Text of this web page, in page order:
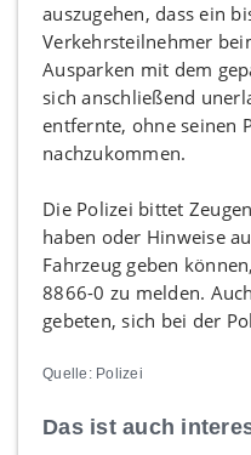
auszugehen, dass ein
Verkehrsteilnehmer
Ausparken mit dem
sich anschließend
entfernte, ohne seinen
nachzukommen.
Die Polizei bittet
haben oder Hinweise
Fahrzeug geben
8866-0 zu melden.
gebeten, sich bei der
Quelle: Polizei
Das ist auch